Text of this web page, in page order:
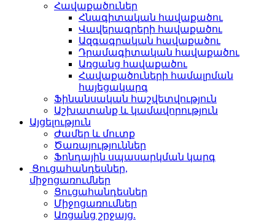
Հավաքածուներ
Հնագիտական հավաքածու
Վավերագրերի հավաքածու
Ազգագրական հավաքածու
Դրամագիտական հավաքածու
Առցանց հավաքածու
Հավաքածուների համալրման
հայեցակարգ
Ֆինանսական հաշվետվություն
Աշխատանք և կամավորություն
Այցելություն
Ժամեր և մուտք
Ծառայություններ
Ֆոնդային սպասարկման կարգ
Ցուցահանդեսներ,
միջոցառումներ
Ցուցահանդեսներ
Միջոցառումներ
Առցանց շրջայց.